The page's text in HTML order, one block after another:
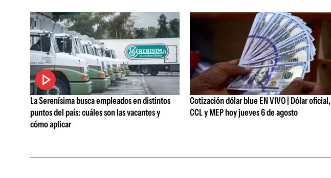
La Serenísima busca empleados en distintos
puntos del país: cuáles son las vacantes y
cómo aplicar
Cotización dólar blue EN VIVO | Dólar oficial,
CCL y MEP hoy jueves 6 de agosto